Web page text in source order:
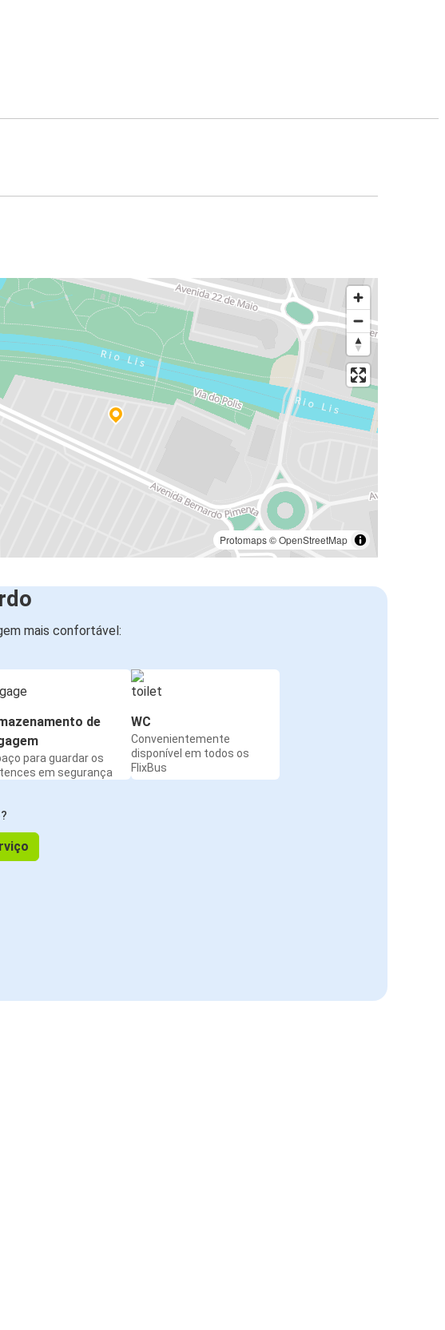
Protomaps©OpenStreetMap
mais confortável:
de
para guardar os
em segurança
WC
Convenientemente
disponível em todos os
FlixBus